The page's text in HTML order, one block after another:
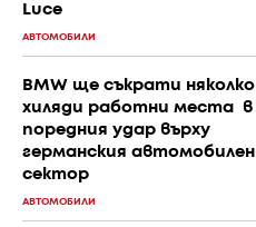
Luce
АВТОМОБИЛИ
BMW ще съкрати няколко
хиляди работни места в
поредния удар върху
германския автомобилен
сектор
АВТОМОБИЛИ